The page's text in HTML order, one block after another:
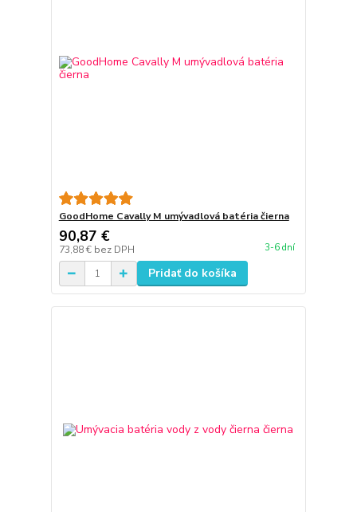
GoodHome Cavally M umývadlová batéria čierna
90,87 €
73,88 € bez DPH 3-6 dní
Pridať do košíka